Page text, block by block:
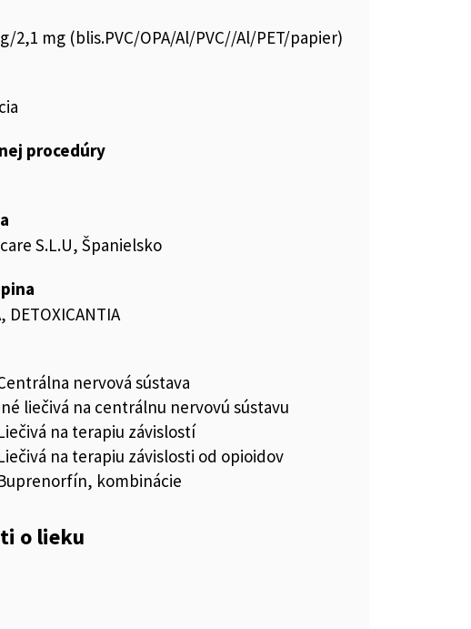
2,1 mg (blis.PVC/OPA/Al/PVC//Al/PET/papier)
procedúry
S.L.U, Španielsko
DETOXICANTIA
nervová sústava
liečivá na centrálnu nervovú sústavu
na terapiu závislostí
na terapiu závislosti od opioidov
kombinácie
o lieku